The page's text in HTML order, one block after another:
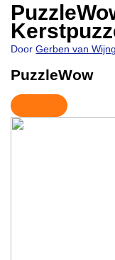
DoorGerben van
PuzzleWow